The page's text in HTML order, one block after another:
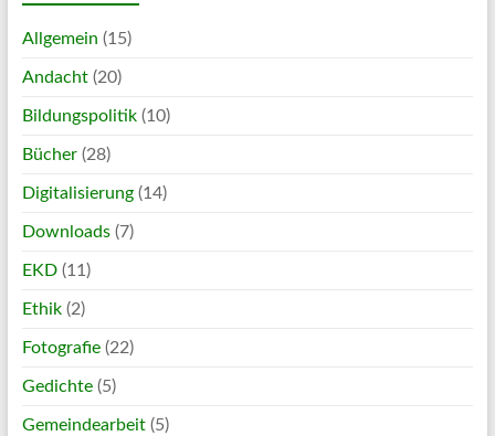
Allgemein (15)
Andacht(20)
Bildungspolitik(10)
Bücher(28)
Digitalisierung(14)
Downloads(7)
EKD(11)
Ethik(2)
Fotografie(22)
Gedichte(5)
Gemeindearbeit(5)